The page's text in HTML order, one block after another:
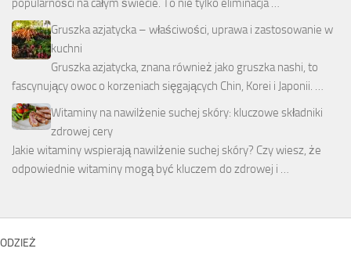
popularności na całym świecie. To nie tylko eliminacja …
Gruszka azjatycka – właściwości, uprawa i zastosowanie w
kuchni
Gruszka azjatycka, znana również jako gruszka nashi, to
fascynujący owoc o korzeniach sięgających Chin, Korei i Japonii. …
Witaminy na nawilżenie suchej skóry: kluczowe składniki
zdrowej cery
Jakie witaminy wspierają nawilżenie suchej skóry? Czy wiesz, że
odpowiednie witaminy mogą być kluczem do zdrowej i …
ODZIEŻ